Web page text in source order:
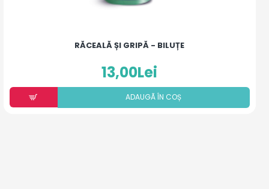
RĂCEALĂ ȘI GRIPĂ - BILUȚE
13,00Lei
ADAUGÃ ÎN COȘ